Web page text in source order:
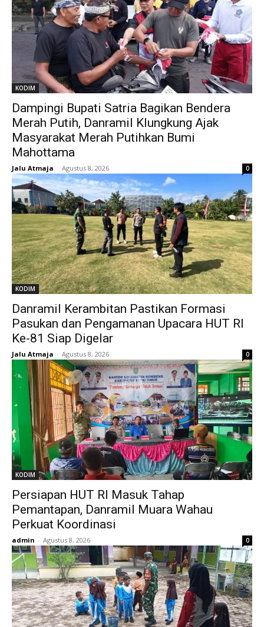
KODIM
Dampingi Bupati Satria Bagikan Bendera
Merah Putih, Danramil Klungkung Ajak
Masyarakat Merah Putihkan Bumi
Mahottama
Jalu Atmaja - Agustus 8, 2026 0
KODIM
Danramil Kerambitan Pastikan Formasi
Pasukan dan Pengamanan Upacara HUT RI
Ke-81 Siap Digelar
Jalu Atmaja - Agustus 8, 2026 0
KODIM
Persiapan HUT RI Masuk Tahap
Pemantapan, Danramil Muara Wahau
Perkuat Koordinasi
admin - Agustus 8, 2026 0